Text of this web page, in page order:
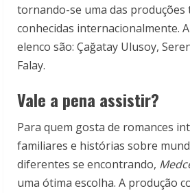
tornando-se uma das produções
conhecidas internacionalmente.
elenco são: Çağatay Ulusoy,
Falay.
Vale a pena assistir?
Para quem gosta de romances
familiares e histórias sobre
diferentes se encontrando,
uma ótima escolha. A produção